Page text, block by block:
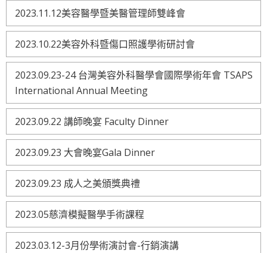
2023.11.12美容醫學暨美醫管理師雙峰會
2023.10.22美容外科暨傷口照護學術研討會
2023.09.23-24 台灣美容外科醫學會國際學術年會 TSAPS
International Annual Meeting
2023.09.22 講師晚宴 Faculty Dinner
2023.09.23 大會晚宴Gala Dinner
2023.09.23 成人之美頒獎典禮
2023.05慈濟模擬醫學手術課程
2023.03.12-3月份學術演討會-行銷演講